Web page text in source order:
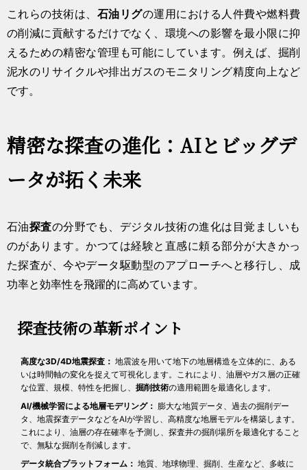
これらの技術は、 石油リグの運用における人件費や燃料費
の削減に貢献するだけでなく、環境への影響を最小限に抑
えるための精密な管理も可能にしています。例えば、掘削
泥水のリサイクルや排出ガスのモニタリング精度向上など
です。
精密な探査の進化：AIとビッグデ
ータが拓く未来
石油探査の分野でも、デジタル技術の進化は目覚ましいも
のがあります。かつては経験と直感に頼る部分が大きかっ
た探査が、今やデータ駆動型のアプローチへと移行し、成
功率と効率性を飛躍的に高めています。
探査技術の革新ポイント
高度な3D/4D地震探査： 地震波を用いて地下の地層構造を立体的に、ある
いは時間軸の変化を捉えて可視化します。これにより、油層やガス層の正確
な位置、規模、特性を把握し、 掘削技術の適用範囲を最適化します。
AI/機械学習による地層モデリング： 膨大な地質データ、過去の掘削デー
タ、地震探査データなどをAIが学習し、高精度な地層モデルを構築します。
これにより、油層の存在確率を予測し、探査井の掘削場所を最適化すること
で、無駄な掘削を削減します。
データ統合プラットフォーム： 地質、地球物理、掘削、生産など、多岐に